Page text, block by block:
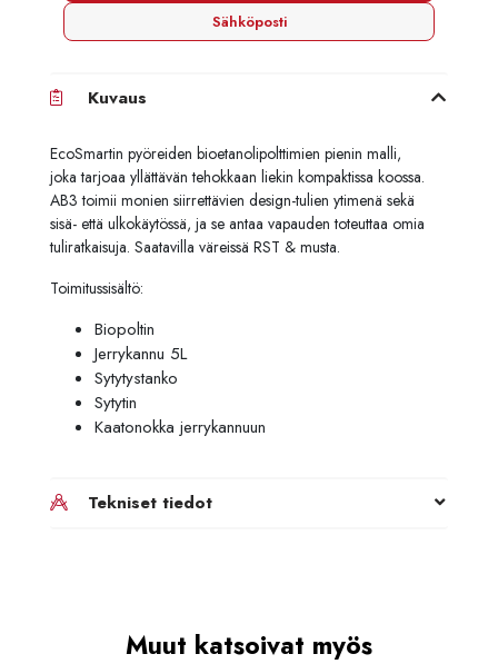
Sähköposti
Kuvaus
EcoSmartin pyöreiden bioetanolipolttimien pienin malli,
joka tarjoaa yllättävän tehokkaan liekin kompaktissa koossa.
AB3 toimii monien siirrettävien design-tulien ytimenä sekä
sisä- että ulkokäytössä, ja se antaa vapauden toteuttaa omia
tuliratkaisuja. Saatavilla väreissä RST & musta.
Toimitussisältö:
Biopoltin
Jerrykannu 5L
Sytytystanko
Sytytin
Kaatonokka jerrykannuun
Tekniset tiedot
Muut katsoivat myös